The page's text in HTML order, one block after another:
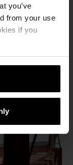
you’ve
from your use
if you